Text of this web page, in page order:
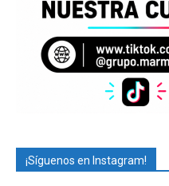
¡Síguenos en Instagram!